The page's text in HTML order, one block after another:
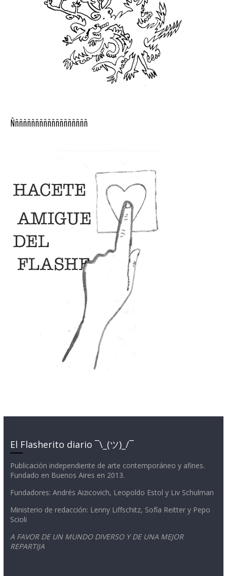
Ñññññññññññññññññññ
El Flasherito diario ¯\_(ツ)_/¯
Publicación independiente de arte contemporáneo y afines.
Fundado en Buenos Aires en 2013.
Fundadores: Andrés Aizicovich, Leopoldo Estol y Liv Schulman
Ministerio de redacción: Lenny Liffschitz, Sofía Reitter y Pepo
Scioli
A FAVOR DE UN MUNDO DIVERSO Y DE UNA MEJOR
REPARTIJA